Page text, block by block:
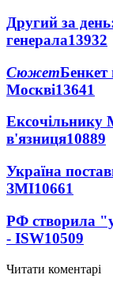
Другий за
генерала13932
СюжетБенкет
Москві13641
Ексочільнику
в'язниця10889
Україна
ЗМІ10661
РФ створила
- ISW10509
Читати коментарі